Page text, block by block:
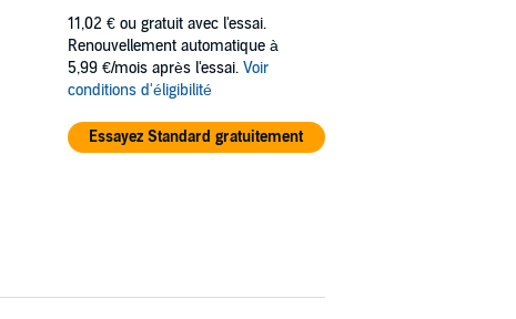
11,02 € ou gratuit avec l'essai.
Renouvellement automatique à
5,99 €/mois après l'essai. Voir
conditions d'éligibilité
Essayez Standard gratuitement